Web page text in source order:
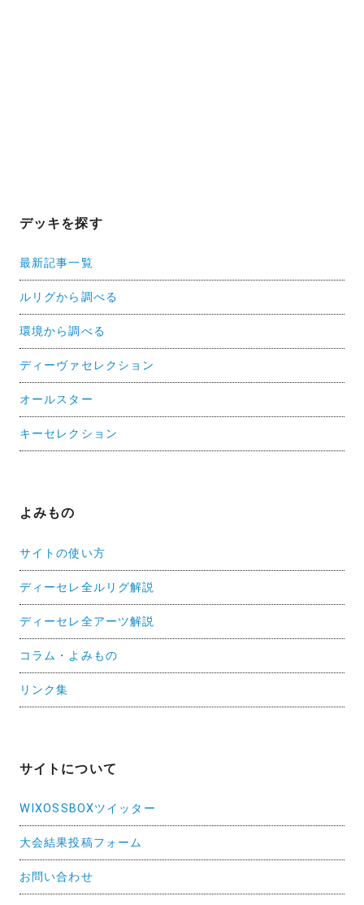
デッキを探す
最新記事一覧
ルリグから調べる
環境から調べる
ディーヴァセレクション
オールスター
キーセレクション
よみもの
サイトの使い方
ディーセレ全ルリグ解説
ディーセレ全アーツ解説
コラム・よみもの
リンク集
サイトについて
WIXOSSBOXツイッター
大会結果投稿フォーム
お問い合わせ